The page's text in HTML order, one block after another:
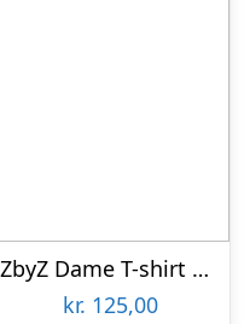
ZbyZ Dame T-shirt Plus Size – Blue – 54/56
kr. 125,00